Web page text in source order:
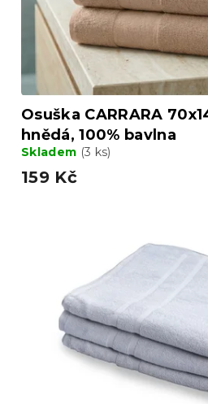
Osuška CARRARA
hnědá, 100% bavlna
Skladem (3 ks)
159 Kč